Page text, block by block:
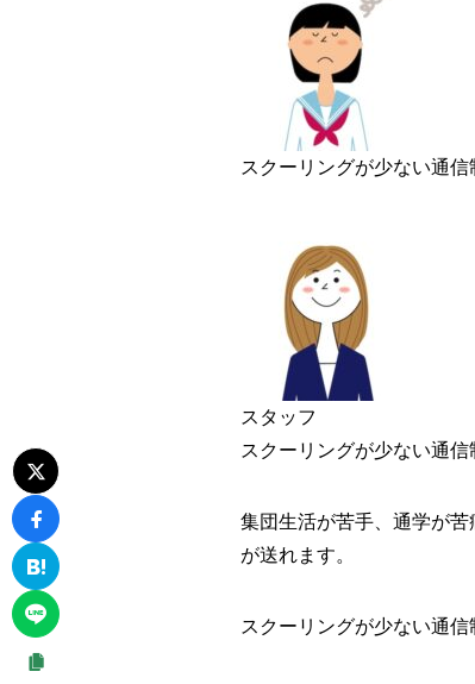
スクーリングが少ない通
スタッフ
スクーリングが少ない通信
集団生活が苦手、通学が
が送れます。
スクーリングが少ない通信